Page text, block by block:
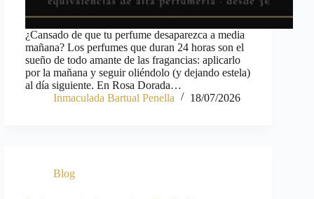
¿Cansado de que tu perfume desaparezca a media
mañana? Los perfumes que duran 24 horas son el
sueño de todo amante de las fragancias: aplicarlo
por la mañana y seguir oliéndolo (y dejando estela)
al día siguiente. En Rosa Dorada…
Inmaculada Bartual Penella
18/07/2026
Blog